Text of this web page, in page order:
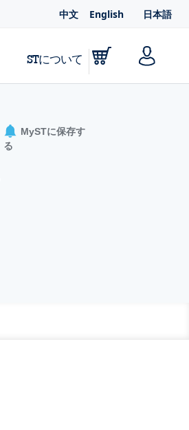
中文 English 日本語
STについて
MySTに保存す
る